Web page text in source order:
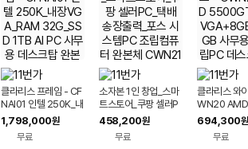
클라리스 프레임 - CF
NAI01 인텔 250K_내
장VGA_RAM 32G_
SSD 1TB AI PC 사무
용 데스크탑 완본체 조
1,798,000원
무료
소자본 1인 창업_스마
트스토어_쿠팡 셀러P
C_택배 송장출력_포
스 시스템PC 조립컴퓨
터 완본체 CWN21
458,200원
무료
클라리스 와
WN20
GT+내장
+256GB 사
조립PC 데
694,300원
무료